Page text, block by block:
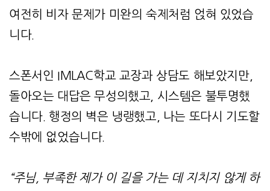
여전히 비자 문제가 미완의 숙제처럼 얹혀 있었습
니다.
스폰서인 IMLAC학교 교장과 상담도 해보았지만,
돌아오는 대답은 무성의했고, 시스템은 불투명했
습니다. 행정의 벽은 냉랭했고, 나는 또다시 기도할
수밖에 없었습니다.
“주님, 부족한 제가 이 길을 가는 데 지치지 않게 하